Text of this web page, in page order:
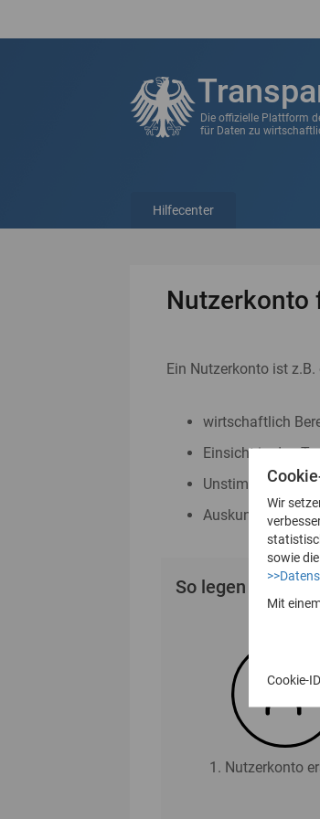
Die offizielle Plattform
für Daten zu
Hilfecenter
Nutzerkonto
Ein Nutzerkonto ist
wirtschaftlich
Einsicht in das
So legen Sie Ihr
1. Nutzerkonto
Wir
sowie
Mit
Cookie-